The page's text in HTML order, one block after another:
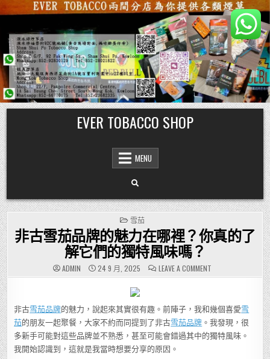
Skip
to
content
EVER TOBACCO SHOP
MENU
POSTED
IN
雪茄
非古雪茄品牌的魅力在哪裡？你真的了
解它們的獨特風味嗎？
ADMIN 24 9 月, 2025 LEAVE A COMMENTON
非
品
牌
的
魅
力
在
非古雪茄品牌的魅力，說起來其實很有趣。前陣子，我和幾個喜愛雪
茄的朋友一起聚餐，大家不約而同提到了非古雪茄品牌 。我發現，很
多新手可能對這些品牌並不熟悉，甚至可能會錯過其中的獨特風味。
我開始認識到，這就是我當時想要分享的原因。